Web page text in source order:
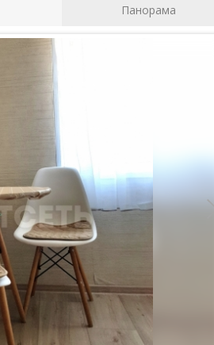
Панорама